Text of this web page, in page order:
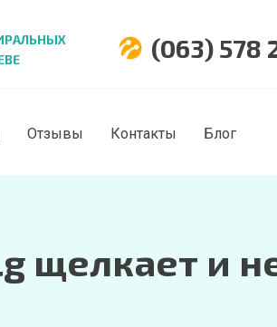
(063) 578
Отзывы Контакты Блог
щелкает и